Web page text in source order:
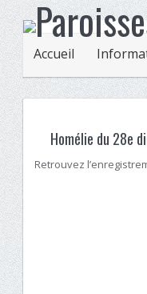
Accueil
Homélie du 28e
Retrouvez